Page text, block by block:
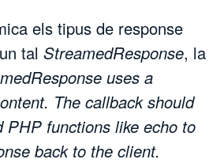
els tipus de response
tal StreamedResponse, la
uses a
The callback should
PHP functions like echo to
back to the client.